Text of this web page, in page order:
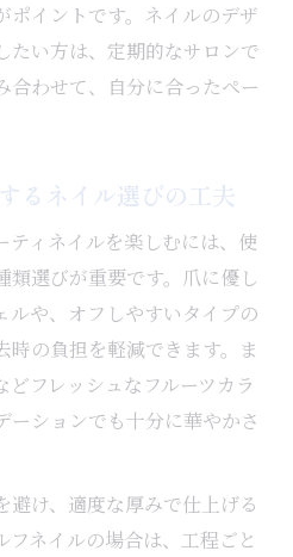
ポイントです。ネイルのデザ
たい方は、定期的なサロンで
合わせて、自分に合ったペー
るネイル選びの工夫
ティネイルを楽しむには、使
類選びが重要です。爪に優し
ルや、オフしやすいタイプの
時の負担を軽減できます。ま
フレッシュなフルーツカラ
ーションでも十分に華やかさ
避け、適度な厚みで仕上げる
フネイルの場合は、工程ごと